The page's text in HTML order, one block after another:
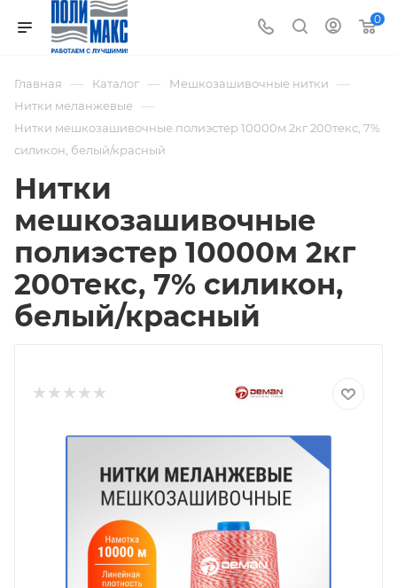
0
Главная — Каталог — Мешкозашивочные нитки —
Нитки меланжевые —
Нитки мешкозашивочные полиэстер 10000м 2кг 200текс, 7%
силикон, белый/красный
Нитки
мешкозашивочные
полиэстер 10000м 2кг
200текс, 7% силикон,
белый/красный